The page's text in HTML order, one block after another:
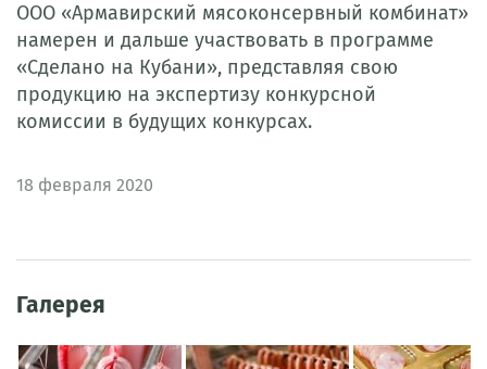
ООО «Армавирский мясоконсервный комбинат»
намерен и дальше участвовать в программе
«Сделано на Кубани», представляя свою
продукцию на экспертизу конкурсной
комиссии в будущих конкурсах.
18 февраля 2020
Галерея